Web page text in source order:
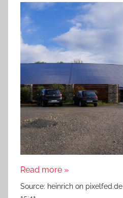
Read more »
Source: heinrich on pixelfed.de